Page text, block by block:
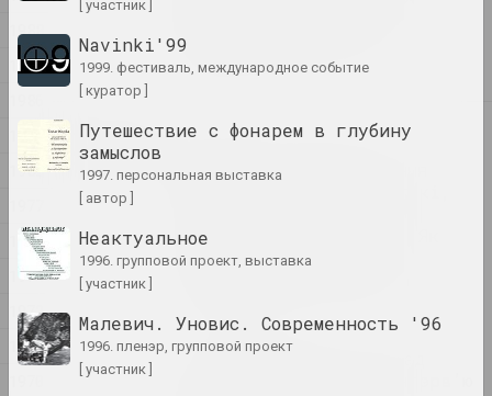
1988
1987
1982
1976
1974
1972
1971
общения Смиловичей
публикация
2024
"Рэжыму так небяспечныя
крытычнаму мысленню". Як
цяпер размаўляць пра
"Фатаграфія — гэта лад
[ участник ]
Navinki'99
1999. фестиваль, международное событие
[ куратор ]
Путешествие с фонарем в глубину
замыслов
1997. персональная выставка
[ автор ]
Неактуальное
1996. групповой проект, выставка
[ участник ]
Малевич. Уновис. Современность '96
1996. пленэр, групповой проект
[ участник ]